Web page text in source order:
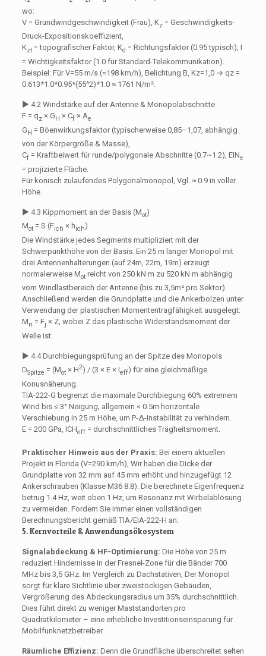
wo:
V = Grundwindgeschwindigkeit (Frau), Kz= Geschwindigkeits-
Druck-Expositionskoeffizient,
Kzt= topografischer Faktor, Kd = Richtungsfaktor (0.95 typisch), I
= Wichtigkeitsfaktor (1.0 für Standard-Telekommunikation).
Beispiel: Für V=55 m/s (≈198 km/h), Belichtung B, Kz=1,0 → qz =
0.613*1.0*0.95*(55^2)*1.0 ≈ 1761 N/m².
▶ 4.2 Windstärke auf der Antenne & Monopolabschnitte
F = qz× GH × Cf× Ae
GH = Böenwirkungsfaktor (typischerweise 0,85–1,07, abhängig
von der Körpergröße & Masse),
Cf= Kraftbeiwert für runde/polygonale Abschnitte (0.7~1.2), EINe
= projizierte Fläche.
Für konisch zulaufendes Polygonalmonopol, Vgl. ≈ 0.9 in voller
Höhe.
▶ 4.3 Kippmoment an der Basis (Mot)
Mot= S (Fich × hich)
Die Windstärke jedes Segments multipliziert mit der
Schwerpunkthöhe von der Basis. Ein 25 m langer Monopol mit
drei Antennenhalterungen (auf 24m, 22m, 19m) erzeugt
normalerweise Motreicht von 250 kN·m zu 520 kN·m abhängig
vom Windlastbereich der Antenne (bis zu 3,5m² pro Sektor).
Anschließend werden die Grundplatte und die Ankerbolzen unter
Verwendung der plastischen Momententragfähigkeit ausgelegt:
Mn = Fj × Z, wobei Z das plastische Widerstandsmoment der
Welle ist.
▶ 4.4 Durchbiegungsprüfung an der Spitze des Monopols
DSpitze = (Mot× H2) / (3 × E × Ieff) für eine gleichmäßige
Konusnäherung.
TIA-222-G begrenzt die maximale Durchbiegung 60% extremem
Wind bis ≤ 3° Neigung; allgemein < 0.5m horizontale
Verschiebung in 25 m Höhe, um P-Δ-Instabilität zu verhindern.
E = 200 GPa, ICHeff= durchschnittliches Trägheitsmoment.
Praktischer Hinweis aus der Praxis: Bei einem aktuellen
Projekt in Florida (V=290 km/h), Wir haben die Dicke der
Grundplatte von 32 mm auf 45 mm erhöht und hinzugefügt 12
Ankerschrauben (Klasse M36 8.8). Die berechnete Eigenfrequenz
betrug 1.4 Hz, weit oben 1 Hz, um Resonanz mit Wirbelablösung
zu vermeiden. Fordern Sie immer einen vollständigen
Berechnungsbericht gemäß TIA/EIA-222-H an.
5. Kernvorteile & Anwendungsökosystem
Signalabdeckung & HF-Optimierung: Die Höhe von 25 m
reduziert Hindernisse in der Fresnel-Zone für die Bänder 700
MHz bis 3,5 GHz. Im Vergleich zu Dachstativen, Der Monopol
sorgt für klare Sichtlinie über zweistöckigen Gebäuden,
Vergrößerung des Abdeckungsradius um 35% durchschnittlich.
Dies führt direkt zu weniger Maststandorten pro
Quadratkilometer – eine erhebliche Investitionseinsparung für
Mobilfunknetzbetreiber.
Räumliche Effizienz: Denn die Grundfläche überschreitet selten